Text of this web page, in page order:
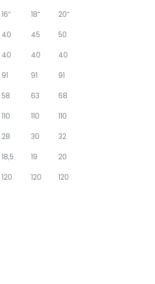
16” 18”
20”
40 45
50
40 40
40
91 91
91
58 63
68
110 110
110
28 30
32
18,5 19
20
120 120 120